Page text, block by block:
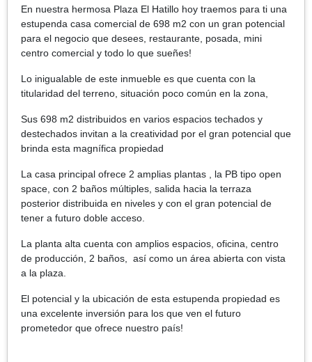
En nuestra hermosa Plaza El Hatillo hoy traemos para ti una
estupenda casa comercial de 698 m2 con un gran potencial
para el negocio que desees, restaurante, posada, mini
centro comercial y todo lo que sueñes!
Lo inigualable de este inmueble es que cuenta con la
titularidad del terreno, situación poco común en la zona,
Sus 698 m2 distribuidos en varios espacios techados y
destechados invitan a la creatividad por el gran potencial que
brinda esta magnífica propiedad
La casa principal ofrece 2 amplias plantas , la PB tipo open
space, con 2 baños múltiples, salida hacia la terraza
posterior distribuida en niveles y con el gran potencial de
tener a futuro doble acceso.
La planta alta cuenta con amplios espacios, oficina, centro
de producción, 2 baños, así como un área abierta con vista
a la plaza.
El potencial y la ubicación de esta estupenda propiedad es
una excelente inversión para los que ven el futuro
prometedor que ofrece nuestro país!